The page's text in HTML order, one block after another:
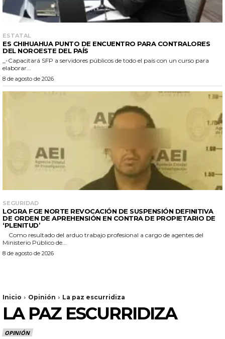
ESTATAL
ES CHIHUAHUA PUNTO DE ENCUENTRO PARA CONTRALORES
DEL NOROESTE DEL PAÍS
_-Capacitará SFP a servidores públicos de todo el país con un curso para
elaborar...
8 de agosto de 2026
SEGURIDAD
LOGRA FGE NORTE REVOCACIÓN DE SUSPENSIÓN DEFINITIVA
DE ORDEN DE APREHENSIÓN EN CONTRA DE PROPIETARIO DE
‘PLENITUD’
Ministerio Público de...
8 de agosto de 2026